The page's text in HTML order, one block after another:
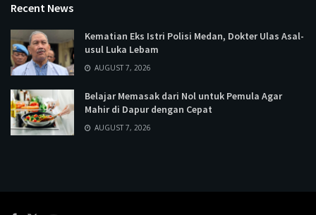
Recent News
Kematian Eks Istri Polisi Medan, Dokter Ulas Asal-
usul Luka Lebam
AUGUST 7, 2026
Belajar Memasak dari Nol untuk Pemula Agar
Mahir di Dapur dengan Cepat
AUGUST 7, 2026